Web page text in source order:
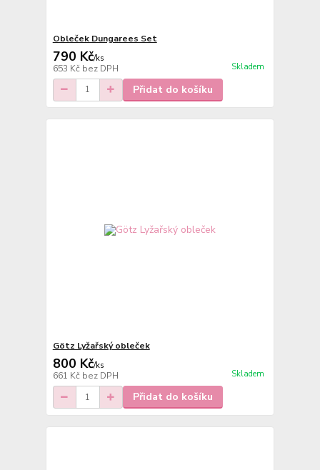
Obleček Dungarees Set
790 Kč/ks
653 Kč bez DPH Skladem
Přidat do košíku
Götz Lyžařský obleček
800 Kč/ks
661 Kč bez DPH Skladem
Přidat do košíku